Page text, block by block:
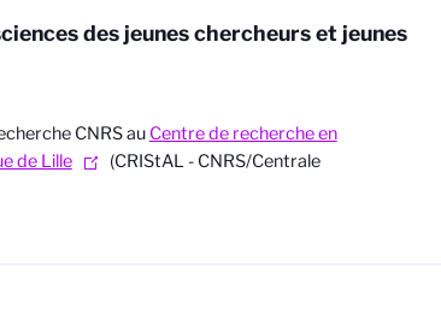
des jeunes chercheurs et jeunes
CNRS au Centre de recherche en
de Lille
(CRIStAL - CNRS/Centrale